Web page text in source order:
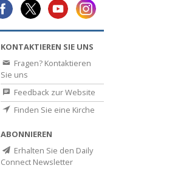
KONTAKTIEREN SIE UNS
Fragen? Kontaktieren
Sie uns
Feedback zur Website
Finden Sie eine Kirche
ABONNIEREN
Erhalten Sie den Daily
Connect Newsletter